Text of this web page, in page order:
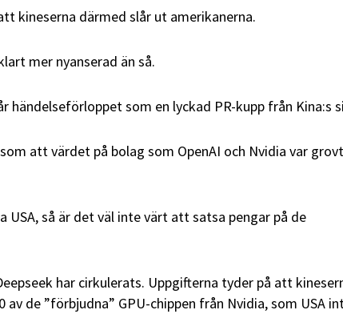
kineserna därmed slår ut amerikanerna.
mer nyanserad än så.
händelseförloppet som en lyckad PR-kupp från Kina:s
att värdet på bolag som OpenAI och Nvidia var grovt
USA, så är det väl inte värt att satsa pengar på de
har cirkulerats. Uppgifterna tyder på att
av de ”förbjudna” GPU-chippen från Nvidia, som USA